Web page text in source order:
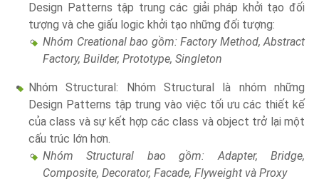
Design Patterns tập trung các giải pháp khởi tạo đối
tượng và che giấu logic khởi tạo những đối tượng:
Nhóm Creational bao gồm: Factory Method, Abstract
Factory, Builder, Prototype, Singleton
Nhóm Structural: Nhóm Structural là nhóm những
Design Patterns tập trung vào việc tối ưu các thiết kế
của class và sự kết hợp các class và object trở lại một
cấu trúc lớn hơn.
Nhóm Structural bao gồm: Adapter, Bridge,
Composite, Decorator, Facade, Flyweight và Proxy